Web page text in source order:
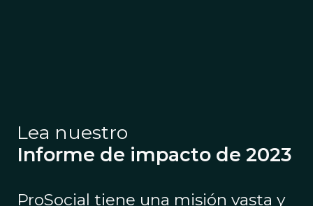
Lea nuestro
Informe de impacto de 2023
ProSocial tiene una misión vasta y